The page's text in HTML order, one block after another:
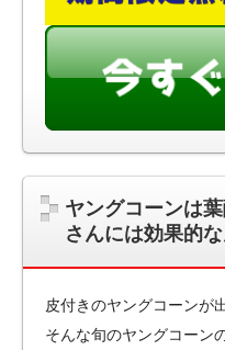
ヤングコーンは
さんには効果的な
皮付きのヤングコーンが
そんな旬のヤングコーン